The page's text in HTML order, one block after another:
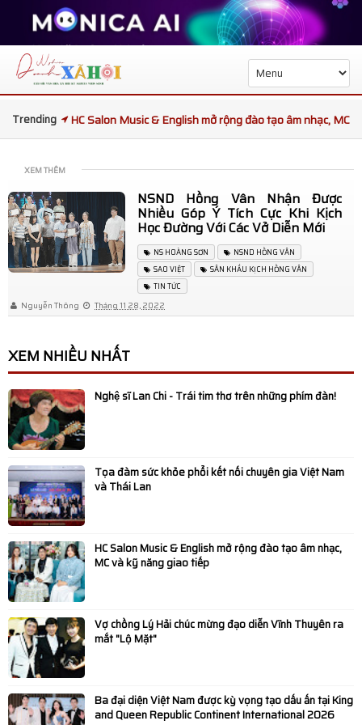
Trending
HC Salon Music & English mở rộng đào tạo âm nhạc, MC
Tọa đàm sức khỏe phổi kết nối chuyên gia Việt Nam và
Thái Lan
Ba đại diện Việt Nam được kỳ vọng tạo dấu ấn tại King
and Queen Republic Continent International 2026
Trạm Phóng Tương Lai mùa 7 bàn giao trường học mới,
mang Tết Thiếu nhi ấm áp đến trẻ em Gia Lai
Toàn Cảnh TEDxUEB 2026: Không Gian Kết Nối Ý Tưởng
Và Lan Tỏa Tinh Thần “Convergence”
Diễn viên Dương Phi Long: “Ngẫm - Cười” là tiếng cười
chậm giữa thời đại ồn ào
HANE tổ chức tham quan Biwase E.T.S: Khẳng định vai
trò tiên phong trong bảo vệ môi trường
Bùi Lan Anh đăng quang Hoa khôi UEB Charming 2025
Lan tỏa hành trình xanh vì biển đảo: Hơn 350.000 cây
được đưa ra Trường Sa giai đoạn 2024-2025
MC Xuân Tiến cùng vợ đón Tết sớm tại Phố Ông Đồ
Âm nhạc kết nối hai thế hệ trong “Hello Việt Nam” phiên
XEM THÊM
NSND Hồng Vân Nhận Được
Nhiều Góp Ý Tích Cực Khi Kịch
Học Đường Với Các Vở Diễn Mới
NS HOÀNG SƠN
NSND HỒNG VÂN
SAO VIỆT
SÂN KHẤU KỊCH HỒNG VÂN
TIN TỨC
Nguyễn Thông Tháng 11 28, 2022
XEM NHIỀU NHẤT
Nghệ sĩ Lan Chi - Trái tim thơ trên những phím đàn!
Tọa đàm sức khỏe phổi kết nối chuyên gia Việt Nam
và Thái Lan
HC Salon Music & English mở rộng đào tạo âm nhạc,
MC và kỹ năng giao tiếp
Vợ chồng Lý Hải chúc mừng đạo diễn Vĩnh Thuyên ra
mắt "Lộ Mặt"
Ba đại diện Việt Nam được kỳ vọng tạo dấu ấn tại King
and Queen Republic Continent International 2026